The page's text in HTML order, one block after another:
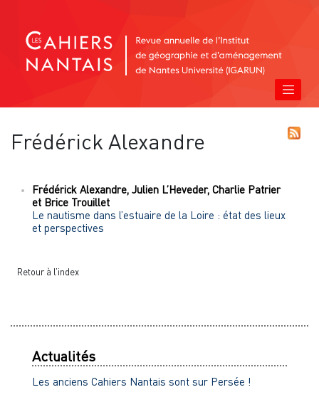
Frédérick Alexandre
Frédérick Alexandre Julien L’Heveder, Charlie Patrier
et Brice Trouillet
Le nautisme dans l’estuaire de la Loire : état des lieux
et perspectives
Retour à l’index
Actualités
Les anciens Cahiers Nantais sont sur Persée !